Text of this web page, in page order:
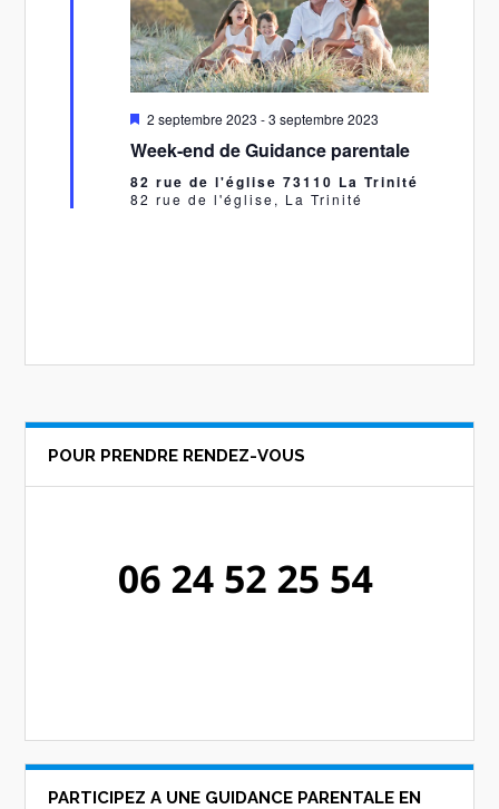
Mis
avant
2 septembre 2023 -3 septembre 2023
Week-end de Guidance parentale
82 rue de l'église 73110 La Trinité
82 rue de l'église, La Trinité
POUR PRENDRE RENDEZ-VOUS
PARTICIPEZ A UNE GUIDANCE PARENTALE EN